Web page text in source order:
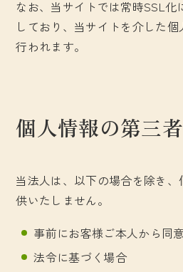
なお、当サイトでは常時SSL化
しており、当サイトを介した
行われます。
個人情報の第三
当法人は、以下の場合を除き
供いたしません。
事前にお客様ご本人から同
法令に基づく場合